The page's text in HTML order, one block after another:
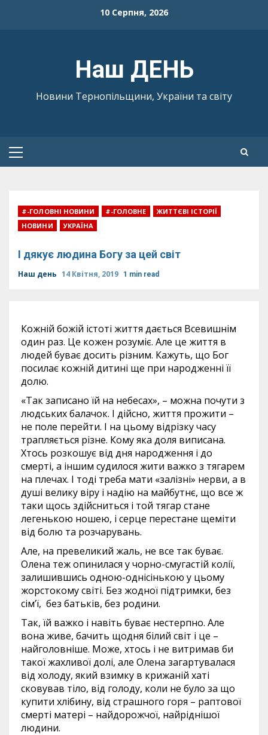
10 Серпня, 2026
Наш ДЕНЬ
Новини Тернопільщини, України та світу
Primary
#-ГОЛОВНІ НОВИНИ #-ГОЛОВНЕ
ЖИТТЄВІ ІСТОРІЇ
НОВИНИ
УКРАЇНА
І дякує людина Богу за цей світ
Наш день 14 Квітня, 2019 1 min read
Кожній божій істоті життя дається Всевишнім
один раз. Це кожен розуміє. Але це життя в
людей буває досить різним. Кажуть, що Бог
посилає кожній дитині ще при народженні її
долю.
«Так записано їй на небесах», – можна почути з
людських балачок. І дійсно, життя прожити –
не поле перейти. І на цьому відрізку часу
трапляється різне. Кому яка доля виписана.
Хтось розкошує від дня народження і до
смерті, а іншим судилося жити важко з тягарем
на плечах. І тоді треба мати «залізні» нерви, а в
душі велику віру і надію на майбутнє, що все ж
таки щось здійсниться і той тягар стане
легенькою ношею, і серце перестане щеміти
від болю та розчарувань.
Але, на превеликий жаль, не все так буває.
Олена теж опинилася у чорно-смугастій колії,
залишившись одною-однісінькою у цьому
жорстокому світі. Без жодної підтримки, без
сім’ї, без батьків, без родини.
Так, їй важко і навіть буває нестерпно. Але
вона живе, бачить щодня білий світ і це –
найголовніше. Може, хтось і не витримав би
такої жахливої долі, але Олена загартувалася
від холоду, який взимку в крижаній хаті
сковував тіло, від голоду, коли не було за що
купити хлібину, від страшного горя – раптової
смерті матері – найдорожчої, найріднішої
людини.